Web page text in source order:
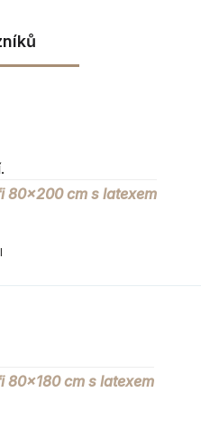
80x200 cm s latexem
80x180 cm s latexem